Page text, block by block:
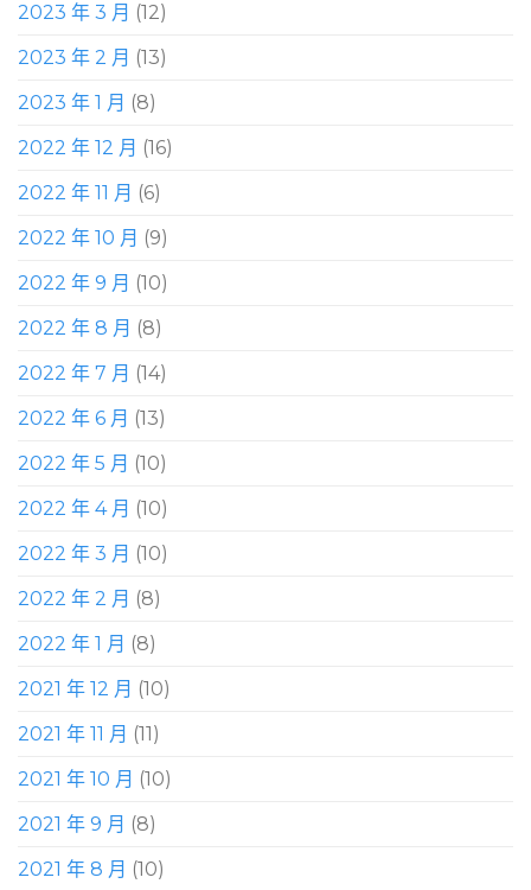
2023 年 3 月 (12)
2023 年 2 月 (13)
2023 年 1 月 (8)
2022 年 12 月 (16)
2022 年 11 月 (6)
2022 年 10 月 (9)
2022 年 9 月 (10)
2022 年 8 月 (8)
2022 年 7 月 (14)
2022 年 6 月 (13)
2022 年 5 月 (10)
2022 年 4 月 (10)
2022 年 3 月 (10)
2022 年 2 月 (8)
2022 年 1 月 (8)
2021 年 12 月 (10)
2021 年 11 月 (11)
2021 年 10 月 (10)
2021 年 9 月 (8)
2021 年 8 月 (10)